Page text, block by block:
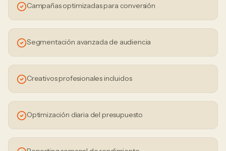
Campañas optimizadas para conversión
Segmentación avanzada de audiencia
Creativos profesionales incluidos
Optimización diaria del presupuesto